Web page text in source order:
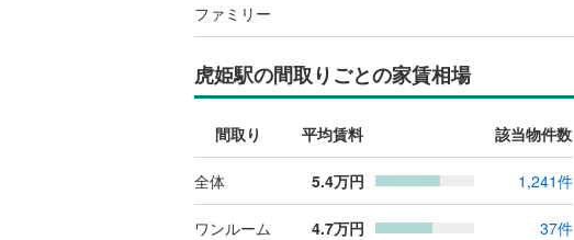
ファミリー
虎姫駅の間取りごとの家賃相場
間取り 平均賃料 該当物件数
全体 5.4万円 1,241件
ワンルーム 4.7万円 37件